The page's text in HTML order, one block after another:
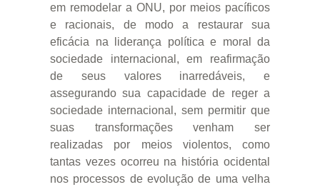
em remodelar a ONU, por meios pacíficos
e racionais, de modo a restaurar sua
eficácia na liderança política e moral da
sociedade internacional, em reafirmação
de seus valores inarredáveis, e
assegurando sua capacidade de reger a
sociedade internacional, sem permitir que
suas transformações venham ser
realizadas por meios violentos, como
tantas vezes ocorreu na história ocidental
nos processos de evolução de uma velha